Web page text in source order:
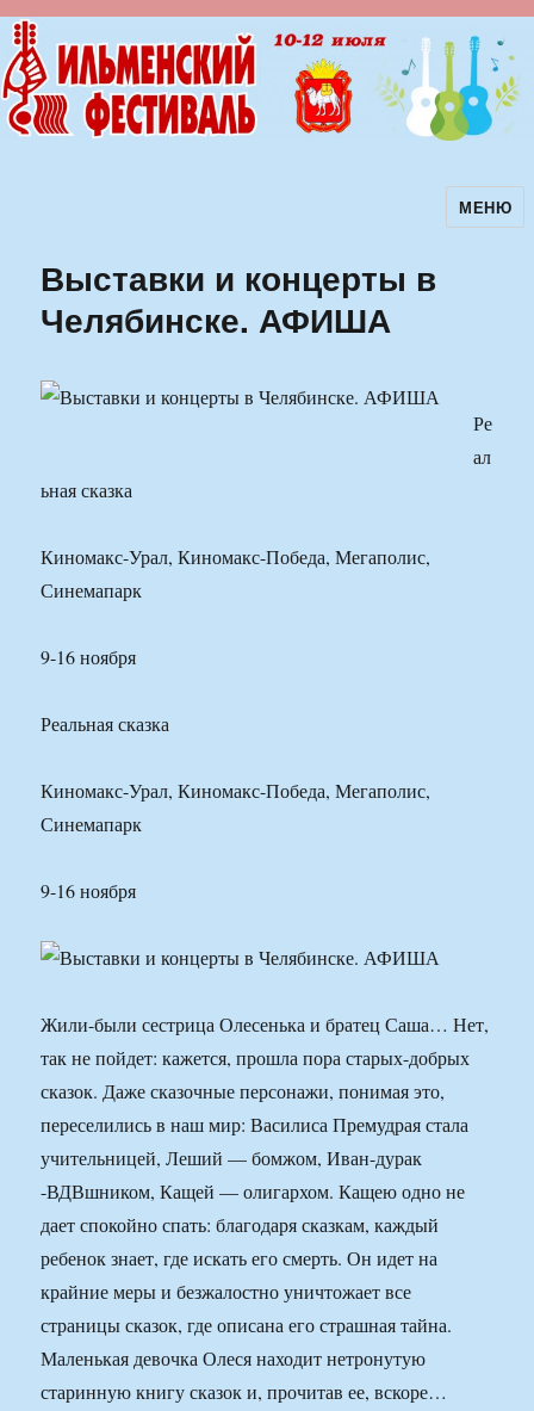
Ильменский фестиваль авторскойМЕНЮ
Выставки и концерты в
Челябинске. АФИША
Ре
ал
ьная сказка
Киномакс-Урал, Киномакс-Победа, Мегаполис,
Синемапарк
9-16 ноября
Реальная сказка
Киномакс-Урал, Киномакс-Победа, Мегаполис,
Синемапарк
9-16 ноября
Жили-были сестрица Олесенька и братец Саша… Нет,
так не пойдет: кажется, прошла пора старых-добрых
сказок. Даже сказочные персонажи, понимая это,
переселились в наш мир: Василиса Премудрая стала
учительницей, Леший — бомжом, Иван-дурак
-ВДВшником, Кащей — олигархом. Кащею одно не
дает спокойно спать: благодаря сказкам, каждый
ребенок знает, где искать его смерть. Он идет на
крайние меры и безжалостно уничтожает все
страницы сказок, где описана его страшная тайна.
Маленькая девочка Олеся находит нетронутую
старинную книгу сказок и, прочитав ее, вскоре…